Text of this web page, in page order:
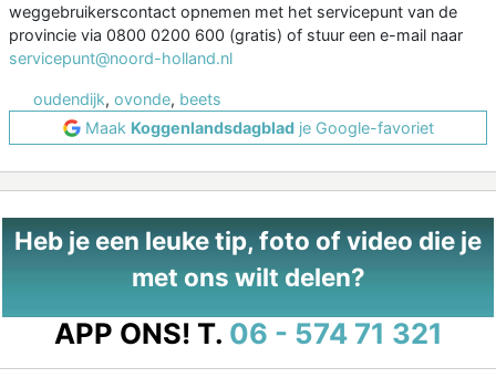
weggebruikerscontact opnemen met het servicepunt van de
provincie via 0800 0200 600 (gratis) of stuur een e-mail naar
servicepunt@noord-holland.nl
oudendijk, ovonde, beets
Maak Koggenlandsdagbladje Google-favoriet
Heb je een leuke tip, foto of video die je
met ons wilt delen?
APP ONS! T. 06 - 574 71 321